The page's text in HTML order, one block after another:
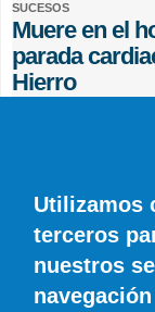
SUCESOS
Muere en el
parada
Hierro
Utilizamos
terceros
nuestros